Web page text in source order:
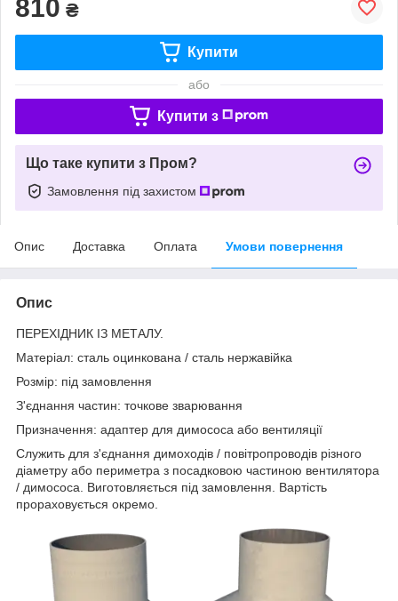
810 ₴
Купити
або
Купити з
Що таке купити з Пром?
Замовлення під захистом
Опис Доставка Оплата Умови повернення
Опис
ПЕРЕХІДНИК ІЗ МЕТАЛУ.
Матеріал: сталь оцинкована / сталь нержавійка
Розмір: під замовлення
З'єднання частин: точкове зварювання
Призначення: адаптер для димососа або вентиляції
Служить для з'єднання димоходів / повітропроводів різного
діаметру або периметра з посадковою частиною вентилятора
/ димососа. Виготовляється під замовлення. Вартість
прораховується окремо.